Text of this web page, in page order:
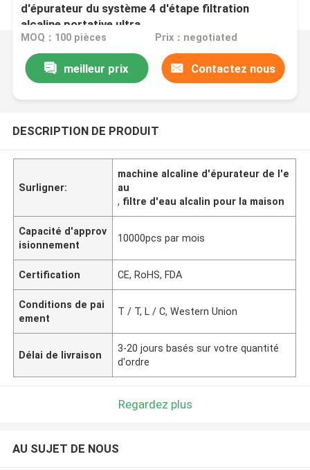
d'épurateur du système 4 d'étape filtration
alcaline portative ultra
MOQ：100 pièces Prix：negotiated
meilleur prix Contactez nous
DESCRIPTION DE PRODUIT
Surligner:
machine alcaline d'épurateur de l'e
au
, filtre d'eau alcalin pour la maison
Capacité d'approv
isionnement
10000pcs par mois
Certification CE, RoHS, FDA
Conditions de pai
ement
T / T, L / C, Western Union
Délai de livraison
3-20 jours basés sur votre quantité
d'ordre
Regardez plus
AU SUJET DE NOUS